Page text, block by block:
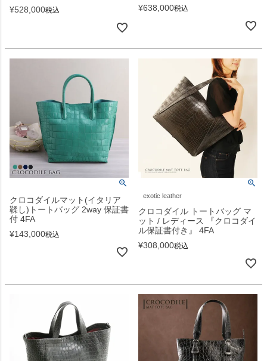
¥528,000税込
¥638,000税込
クロコダイルマット(イタリア
鞣し)トートバッグ 2way 保証書
付 4FA
¥143,000税込
exotic leather
クロコダイル トートバッグ マ
ット / レディース 『クロコダイ
ル保証書付き』 4FA
¥308,000税込